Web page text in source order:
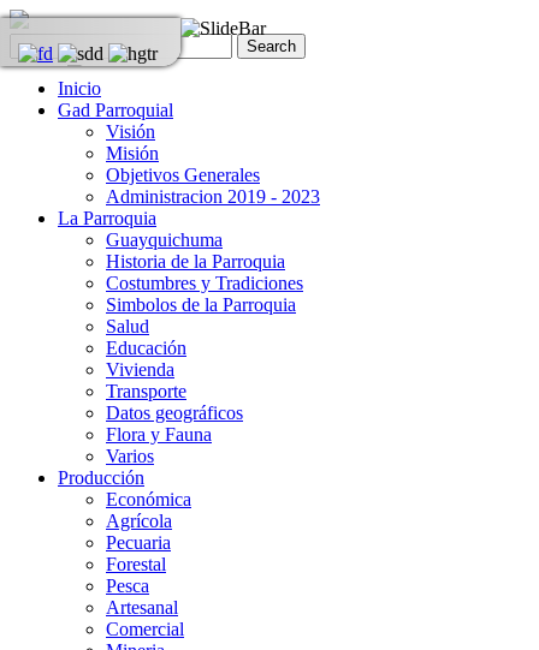
Inicio
Gad Parroquial
Visión
Misión
Objetivos Generales
Administracion 2019 - 2023
La Parroquia
Guayquichuma
Historia de la Parroquia
Costumbres y Tradiciones
Simbolos de la Parroquia
Salud
Educación
Vivienda
Transporte
Datos geográficos
Flora y Fauna
Varios
Producción
Económica
Agrícola
Pecuaria
Forestal
Pesca
Artesanal
Comercial